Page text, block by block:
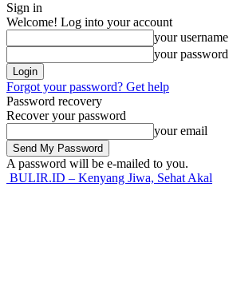
Sign in
Welcome! Log into your account
your username
your password
Forgot your password? Get help
Password recovery
Recover your password
your email
A password will be e-mailed to you.
BULIR.ID – Kenyang Jiwa, Sehat Akal